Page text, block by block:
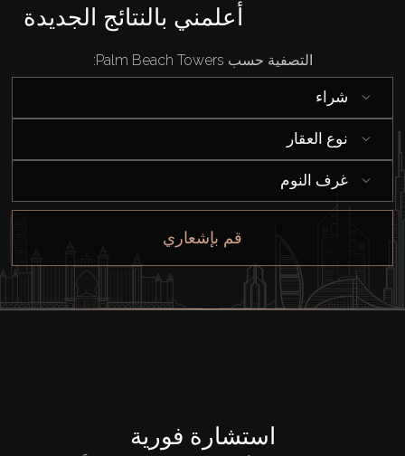
أعلمني بالنتائج الجديدة
التصفية حسب Palm Beach Towers:
شراء
نوع العقار
غرف النوم
قم بإشعاري
استشارة فورية